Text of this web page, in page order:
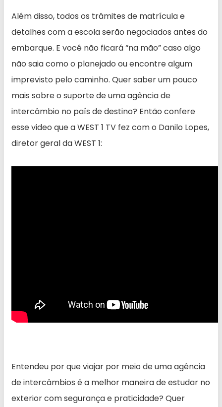
Além disso, todos os trâmites de matrícula e
detalhes com a escola serão negociados antes do
embarque. E você não ficará “na mão” caso algo
não saia como o planejado ou encontre algum
imprevisto pelo caminho. Quer saber um pouco
mais sobre o suporte de uma agência de
intercâmbio no país de destino? Então confere
esse video que a WEST 1 TV fez com o Danilo Lopes,
diretor geral da WEST 1:
Entendeu por que viajar por meio de uma agência
de intercâmbios é a melhor maneira de estudar no
exterior com segurança e praticidade? Quer